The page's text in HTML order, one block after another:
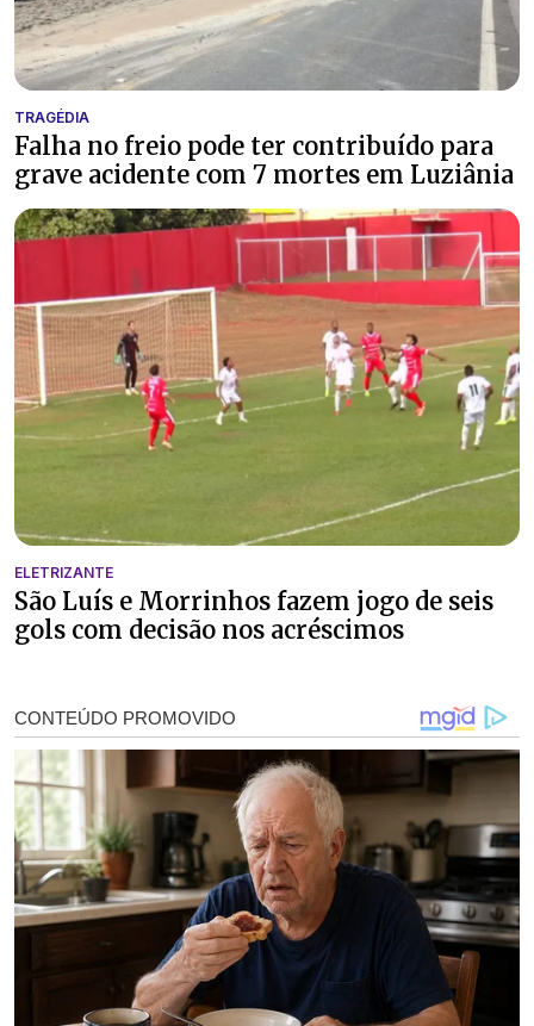
TRAGÉDIA
Falha no freio pode ter contribuído para
grave acidente com 7 mortes em Luziânia
ELETRIZANTE
São Luís e Morrinhos fazem jogo de seis
gols com decisão nos acréscimos